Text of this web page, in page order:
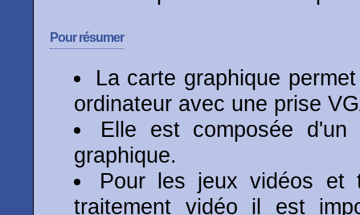
Pour résumer
La carte graphique
ordinateur avec une prise
Elle est composée
graphique.
Pour les jeux vidéos et
traitement vidéo il est